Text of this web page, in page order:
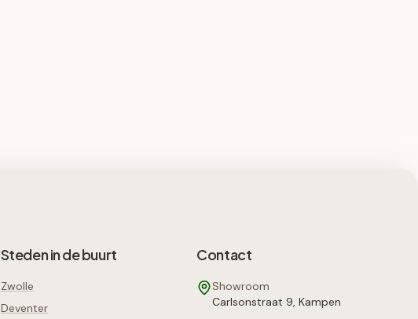
Steden in de buurt
Zwolle
Deventer
Contact
Showroom
Carlsonstraat 9, Kampen